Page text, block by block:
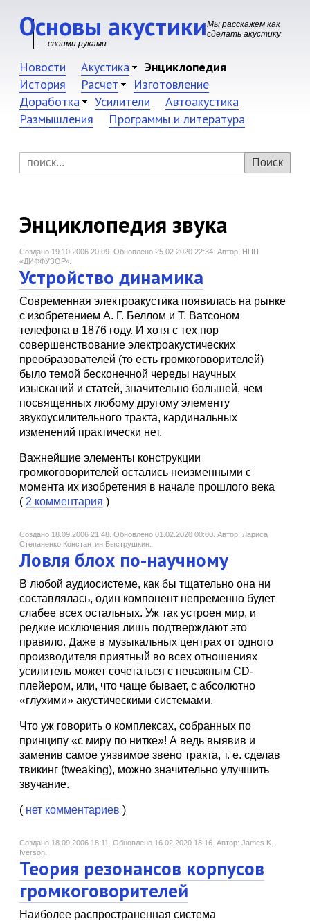
Основы акустикиМы расскажем как
сделать акустику
своими руками
Новости Акустика
Энциклопедия
История
Расчет
Изготовление
Доработка
Усилители
Автоакустика
Размышления
Программы и литература
Энциклопедия звука
Создано 19.10.2006 20:09. Обновлено 25.02.2020 22:34. Автор: НПП
«ДИФФУЗОР».
Устройство динамика
Современная электроакустика появилась на рынке
с изобретением А. Г. Беллом и Т. Ватсоном
телефона в 1876 году. И хотя с тех пор
совершенствование электроакустических
преобразователей (то есть громкоговорителей)
было темой бесконечной череды научных
изысканий и статей, значительно большей, чем
посвященных любому другому элементу
звукоусилительного тракта, кардинальных
изменений практически нет.
Важнейшие элементы конструкции
громкоговорителей остались неизменными с
момента их изобретения в начале прошлого века
( 2 комментария )
Создано 18.09.2006 21:48. Обновлено 01.02.2020 00:00. Автор: Лариса
Степаненко,Константин Быструшкин.
Ловля блох по-научному
В любой аудиосистеме, как бы тщательно она ни
составлялась, один компонент непременно будет
слабее всех остальных. Уж так устроен мир, и
редкие исключения лишь подтверждают это
правило. Даже в музыкальных центрах от одного
производителя приятный во всех отношениях
усилитель может сочетаться с неважным CD-
плейером, или, что чаще бывает, с абсолютно
«глухими» акустическими системами.
Что уж говорить о комплексах, собранных по
принципу «с миру по нитке»! А ведь выявив и
заменив самое уязвимое звено тракта, т. е. сделав
твикинг (tweaking), можно значительно улучшить
звучание.
( нет комментариев )
Создано 18.09.2006 18:11. Обновлено 16.02.2020 18:16. Автор: James K.
Iverson.
Теория резонансов корпусов
громкоговорителей
Наиболее распространенная система